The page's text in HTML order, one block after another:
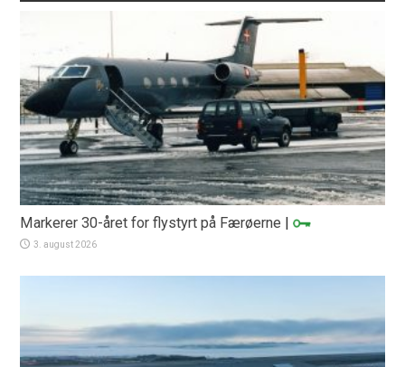
Markerer 30-året for flystyrt på Færøerne |
3. august 2026